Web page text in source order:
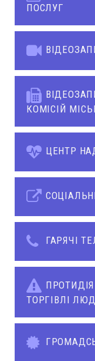
ПОСЛУГ
КОМІСІЙ
ЦЕНТР
ГАРЯЧІ
ТОРГІВЛІ